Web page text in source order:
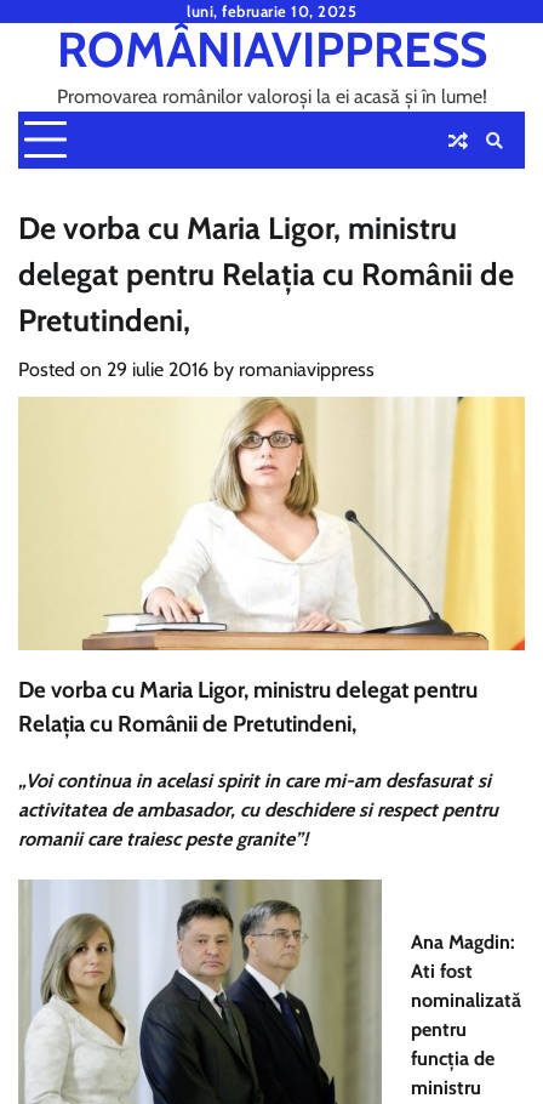
content
luni, februarie 10, 2025
ROMÂNIAVIPPRESS
Promovarea românilor valoroși la ei acasă și în lume!
De vorba cu Maria Ligor, ministru
delegat pentru Relaţia cu Românii de
Pretutindeni,
Posted on 29 iulie 2016 by romaniavippress
De vorba cu Maria Ligor, ministru delegat pentru
Relaţia cu Românii de Pretutindeni,
„Voi continua in acelasi spirit in care mi-am desfasurat si
activitatea de ambasador, cu deschidere si respect pentru
romanii care traiesc peste granite”!
Ana Magdin:
Ati fost
nominalizată
pentru
funcţia de
ministru